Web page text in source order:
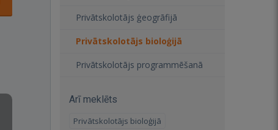
Privātskolotājs ģeogrāfijā
Privātskolotājs bioloģijā
Privātskolotājs programmēšanā
Arī meklēts
Privātskolotājs bioloģijā